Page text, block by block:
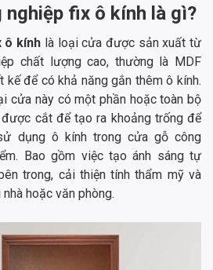
nghiệp fix ô kính là gì?
ô kính là loại cửa được sản xuất từ
chất lượng cao, thường là MDF
kế để có khả năng gắn thêm ô kính.
cửa này có một phần hoặc toàn bộ
cắt để tạo ra khoảng trống để
dụng ô kính trong cửa gỗ công
Bao gồm việc tạo ánh sáng tự
trong, cải thiện tính thẩm mỹ và
hoặc văn phòng.